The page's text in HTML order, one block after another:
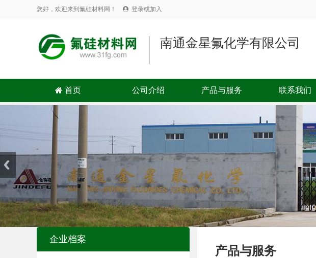
您好，欢迎来到氟硅材料网！  登录或加入
南通金星氟化学有限公司
 首页 公司介绍 产品与服务 联系我们
企业档案
产品与服务